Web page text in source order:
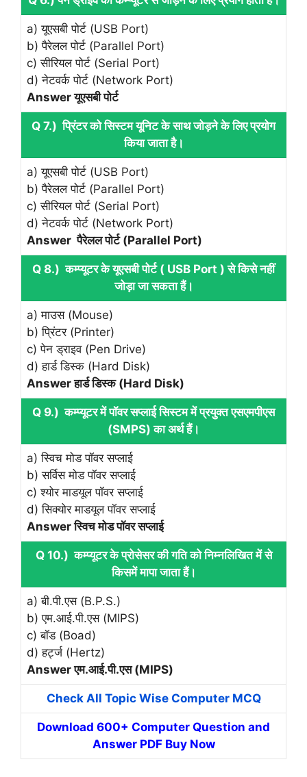
a) यूएसबी पोर्ट (USB Port)
b) पैरेलल पोर्ट (Parallel Port)
c) सीरियल पोर्ट (Serial Port)
d) नेटवर्क पोर्ट (Network Port)
Answer यूएसबी पोर्ट
Q 7.) प्रिंटर को सिस्‍टम यूनिट के साथ जोड़ने के लिए प्रयोग
किया जाता है।
a) यूएसबी पोर्ट (USB Port)
b) पैरेलल पोर्ट (Parallel Port)
c) सीरियल पोर्ट (Serial Port)
d) नेटवर्क पोर्ट (Network Port)
Answer पैरेलल पोर्ट (Parallel Port)
Q 8.) कम्‍प्‍यूटर के यूएसबी पोर्ट ( USB Port ) से किसे नहीं
जोड़ा जा सकता हैं।
a) माउस (Mouse)
b) प्रिंटर (Printer)
c) पेन ड्राइव (Pen Drive)
d) हार्ड डिस्‍क (Hard Disk)
Answer हार्ड डिस्‍क (Hard Disk)
Q 9.) कम्‍प्‍यूटर में पॉवर सप्‍लाई सिस्‍टम में प्रयुक्‍त एसएमपीएस
(SMPS) का अर्थ हैं।
a) स्विच मोड पॉवर सप्‍लाई
b) सर्विस मोड पॉवर सप्‍लाई
c) श्‍योर माडयूल पॉवर सप्‍लाई
d) सिक्‍योर माडयूल पॉवर सप्‍लाई
Answer स्विच मोड पॉवर सप्‍लाई
Q 10.) कम्‍प्‍यूटर के प्रोसेसर की गति को निम्‍नलिखित में से
किसमें मापा जाता हैं।
a) बी.पी.एस (B.P.S.)
b) एम.आई.पी.एस (MIPS)
c) बॉड (Boad)
d) हर्ट्ज (Hertz)
Answer एम.आई.पी.एस (MIPS)
Check All Topic Wise Computer MCQ
Download 600+ Computer Question and
Answer PDF Buy Now